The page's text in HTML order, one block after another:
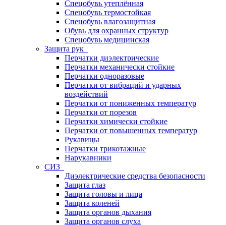
Спецобувь утеплённая
Спецобувь термостойкая
Спецобувь влагозащитная
Обувь для охранных структур
Спецобувь медицинская
Защита рук
Перчатки диэлектрические
Перчатки механически стойкие
Перчатки одноразовые
Перчатки от вибраций и ударных
воздействий
Перчатки от пониженных температур
Перчатки от порезов
Перчатки химически стойкие
Перчатки от повышенных температур
Рукавицы
Перчатки трикотажные
Нарукавники
СИЗ
Диэлектрические средства безопасности
Защита глаз
Защита головы и лица
Защита коленей
Защита органов дыхания
Защита органов слуха